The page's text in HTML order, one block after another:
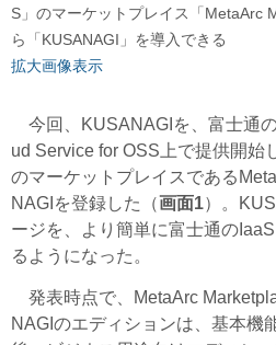
S」のマーケットプレイス「MetaArc
ら「KUSANAGI」を導入できる
拡大画像表示
今回、KUSANAGIを、富士通
ud Service for OSS上で提供開始
のマーケットプレイスである
NAGIを登録した（画面1）。
ージを、より簡単に富士通の
るようになった。
発表時点で、MetaArc
NAGIのエディションは、基本機